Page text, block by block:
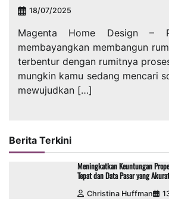
18/07/2025
Magenta Home Design –
membayangkan membangun
terbentur dengan rumitnya
mungkin kamu sedang mencari
mewujudkan […]
Berita Terkini
Meningkatkan Keuntungan
Tepat dan Data Pasar yang Akurat
Christina Huffman